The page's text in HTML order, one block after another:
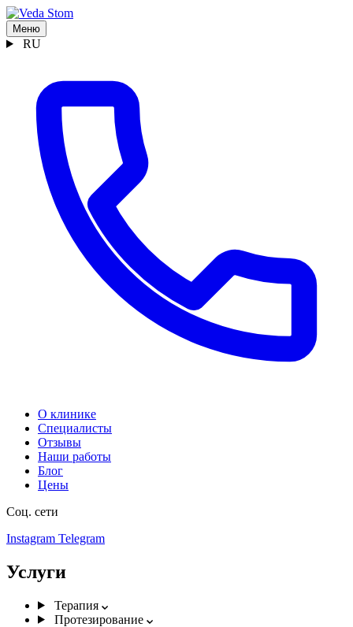
Меню
RU
О клинике
Специалисты
Отзывы
Наши работы
Блог
Цены
Соц. сети
Instagram Telegram
Услуги
Терапия
Протезирование